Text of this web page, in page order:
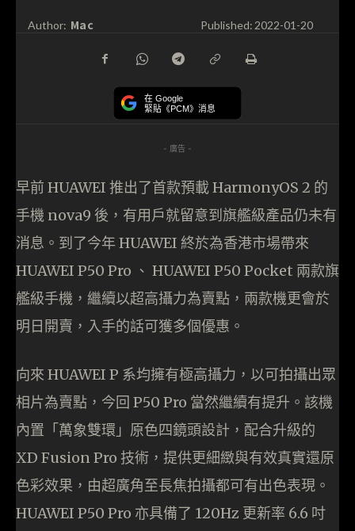
Author: Mac Published: 2022-01-20
在 Google
緊貼《PCM》消息
- 廣告 -
早前 HUAWEI 推出了首款預載 HarmonyOS 2 的
手機 nova9 後，有用戶就留意到旗艦級產品仍未有
消息。到了今年 HUAWEI 終於為香港市場帶來
HUAWEI P50 Pro 、 HUAWEI P50 Pocket 兩款旗
艦級手機，繼續以超高攝力為賣點，兩款機更會於
明日開賣，入手的話可獲多個優惠。
向來 HUAWEI P 系均擁有極高攝力，以可拍攝出眾
相片為賣點，今回 P50 Pro 當然繼續有提升。該機
內置「萬象雙環」原色四鏡頭設計，配合升級的
XD Fusion Pro 技術，提供更細緻與有效真實還原
色彩效果，由超廣角至長焦拍攝都可有出色表現。
HUAWEI P50 Pro 亦具備了 120Hz 更新率 6.6 吋